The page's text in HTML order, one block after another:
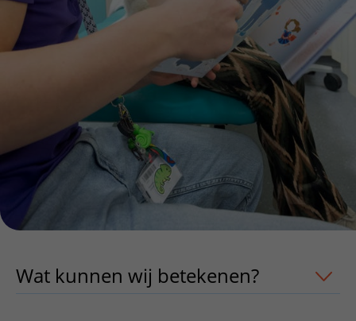
Wat kunnen wij betekenen?